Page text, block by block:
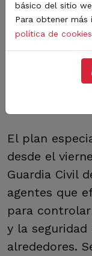
La
1.500
por los
El plan
desde el
Guardia Civil
agentes que
para
y la seguridad
alrededores.
básico del sitio
Para obtener
política de cookies